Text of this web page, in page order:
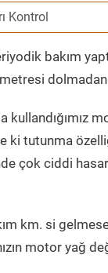
Kontrol
bakım
ki tutunma
çok ciddi
km. si
motor yağ